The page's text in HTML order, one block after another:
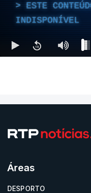
ESTE
INDISPONÍVEL
Áreas
DESPORTO